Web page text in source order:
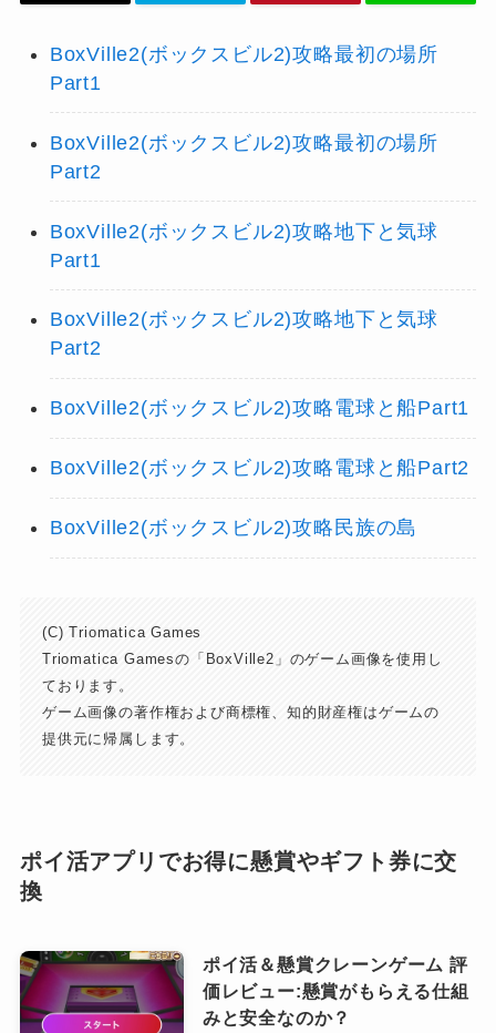
BoxVille2(ボックスビル2)攻略最初の場所
Part1
BoxVille2(ボックスビル2)攻略最初の場所
Part2
BoxVille2(ボックスビル2)攻略地下と気球
Part1
BoxVille2(ボックスビル2)攻略地下と気球
Part2
BoxVille2(ボックスビル2)攻略電球と船Part1
BoxVille2(ボックスビル2)攻略電球と船Part2
BoxVille2(ボックスビル2)攻略民族の島
(C) Triomatica Games
Triomatica Gamesの「BoxVille2」のゲーム画像を使用し
ております。
ゲーム画像の著作権および商標権、知的財産権はゲームの
提供元に帰属します。
ポイ活アプリでお得に懸賞やギフト券に交
換
ポイ活＆懸賞クレーンゲーム 評
価レビュー:懸賞がもらえる仕組
みと安全なのか？